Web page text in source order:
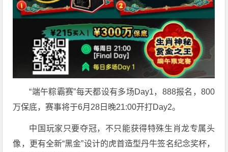
“端午粽霸赛”每天都设有多场Day1，888报名，800
万保底，赛事将于6月28日晚21:00开打Day2。
中国玩家只要夺冠，不只能获得特殊生肖龙专属头
像，更有全新“黑金”设计的虎首造型丹牛签名纪念奖杯，